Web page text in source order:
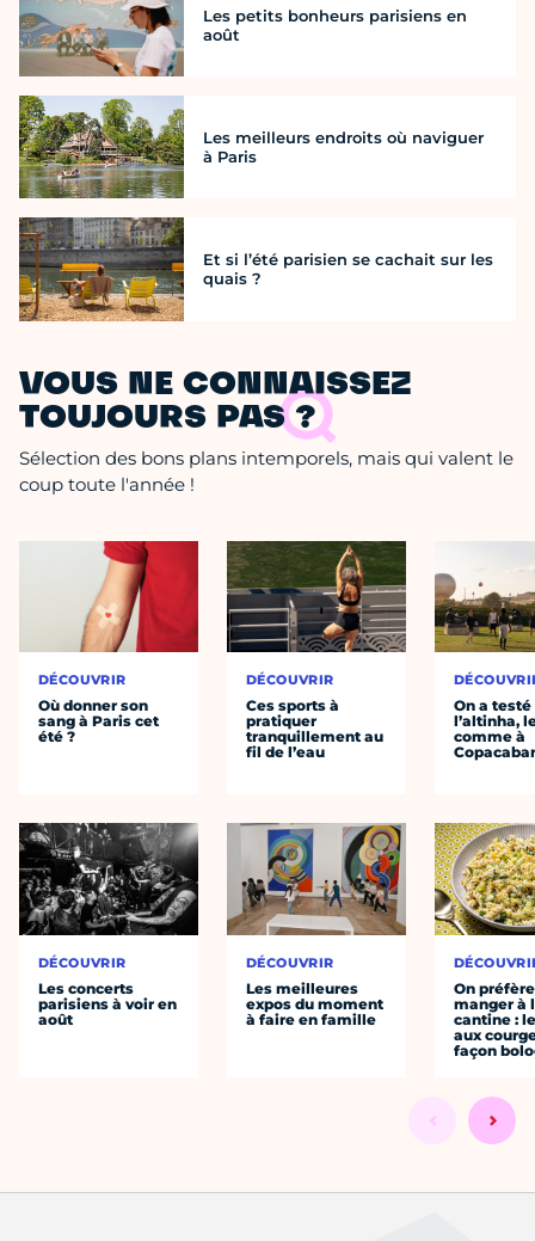
Les petits bonheurs parisiens en
août
Les meilleurs endroits où naviguer
à Paris
Et si l’été parisien se cachait sur les
quais ?
VOUS NE CONNAISSEZ
TOUJOURS PAS ?
Sélection des bons plans intemporels, mais qui valent le
coup toute l'année !
DÉCOUVRIR
Où donner son
sang à Paris cet
été ?
DÉCOUVRIR
Les concerts
parisiens à voir en
août
DÉCOUVRIR
Ces sports à
pratiquer
tranquillement au
fil de l’eau
DÉCOUVRIR
Les meilleures
expos du moment
à faire en famille
On a testé
l’altinha,
comme à
On préfère
manger à
cantine :
aux
façon